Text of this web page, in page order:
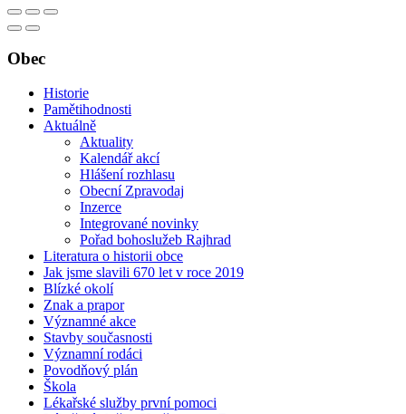
Obec
Historie
Pamětihodnosti
Aktuálně
Aktuality
Kalendář akcí
Hlášení rozhlasu
Obecní Zpravodaj
Inzerce
Integrované novinky
Pořad bohoslužeb Rajhrad
Literatura o historii obce
Jak jsme slavili 670 let v roce 2019
Blízké okolí
Znak a prapor
Významné akce
Stavby současnosti
Významní rodáci
Povodňový plán
Škola
Lékařské služby první pomoci